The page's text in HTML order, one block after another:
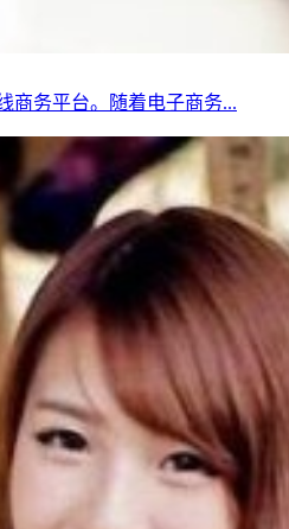
商务平台。随着电子商务...